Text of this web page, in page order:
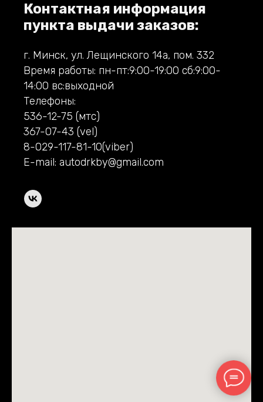
Контактная информация
пункта выдачи заказов:
г. Минск, ул. Лещинского 14а, пом. 332
Время работы: пн-пт:9:00-19:00 сб:9:00-
14:00 вс:выходной
Телефоны:
536-12-75 (мтс)
367-07-43 (vel)
8-029-117-81-10(viber)
E-mail: autodrkby@gmail.com